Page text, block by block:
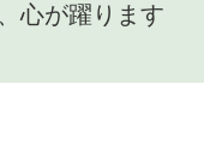
心が躍ります